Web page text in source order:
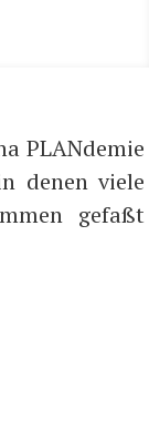
PLANdemie
denen viele
gefaßt